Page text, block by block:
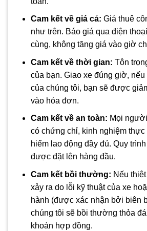
Cam kết về giá cả: Giá thuê
như trên. Báo giá qua điện
cùng, không tăng giá vào giờ
Cam kết về thời gian: Tôn
của bạn. Giao xe đúng giờ, nếu
của chúng tôi, bạn sẽ được
vào hóa đơn.
Cam kết về an toàn: Mọi
có chứng chỉ, kinh nghiệm
hiểm lao động đầy đủ. Quy
được đặt lên hàng đầu.
Cam kết bồi thường: Nếu
xảy ra do lỗi kỹ thuật của xe
hành (được xác nhận bởi biên
chúng tôi sẽ bồi thường thỏa
khoản hợp đồng.